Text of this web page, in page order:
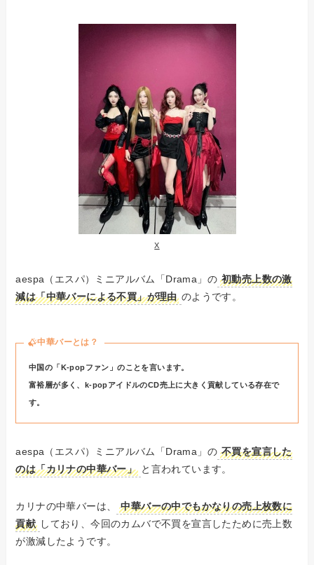
X
aespa（エスパ）ミニアルバム「Drama」の 初動売上数の激
減は「中華バーによる不買」が理由 のようです。
中華バーとは？
中国の「K-popファン」のことを言います。
富裕層が多く、k-popアイドルのCD売上に大きく貢献している存在で
す。
aespa（エスパ）ミニアルバム「Drama」の 不買を宣言した
のは「カリナの中華バー」 と言われています。
カリナの中華バーは、
中華バーの中でもかなりの売上枚数に
貢献 しており、今回のカムバで不買を宣言したために売上数
が激減したようです。